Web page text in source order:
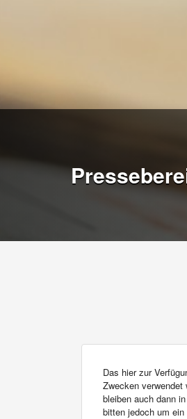
Das hier zur
Zwecken verwendet
bleiben auch dann
bitten jedoch um